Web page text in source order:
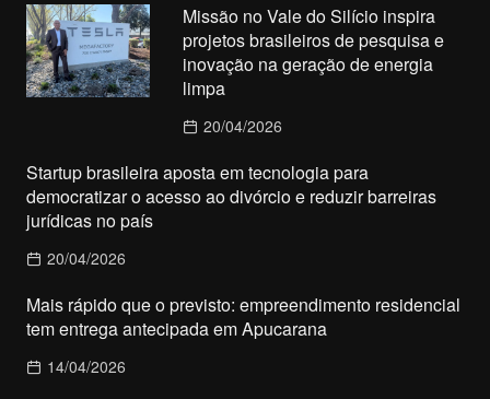
Missão no Vale do Silício inspira
projetos brasileiros de pesquisa e
inovação na geração de energia
limpa
20/04/2026
Startup brasileira aposta em tecnologia para
democratizar o acesso ao divórcio e reduzir barreiras
jurídicas no país
20/04/2026
Mais rápido que o previsto: empreendimento residencial
tem entrega antecipada em Apucarana
14/04/2026